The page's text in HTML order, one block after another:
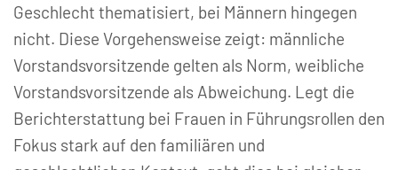
Geschlecht thematisiert, bei Männern hingegen
nicht. Diese Vorgehensweise zeigt: männliche
Vorstandsvorsitzende gelten als Norm, weibliche
Vorstandsvorsitzende als Abweichung. Legt die
Berichterstattung bei Frauen in Führungsrollen den
Fokus stark auf den familiären und